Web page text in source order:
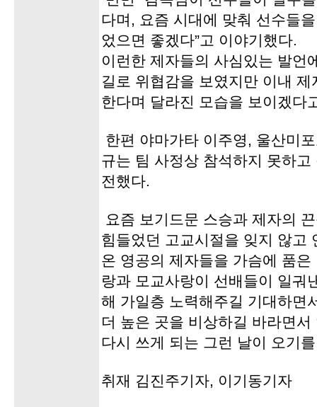
다며, 요즘 시대에 맞춰 선수들
었으면 좋겠다”고 이야기했다.
이런한 제자들의 사심있는 발언
길로 위협감을 보였지만 이내
한다며 달라진 모습을 보이겠다
한편 야마가타 이주영, 울산미
규는 팀 사정상 참석하지 못하
전했다.
요즘 보기드문 스승과 제자의
힘들었던 고교시절을 잊지 않고
온 영공의 제자들을 가슴에 품
랑과 모교사랑이 선배들이 일궈
해 가일층 노력해주길 기대하면
더 높은 곳을 비상하길 바라면
다시 쓰게 되는 그런 날이 오기
취재 김진주기자, 이기동기자